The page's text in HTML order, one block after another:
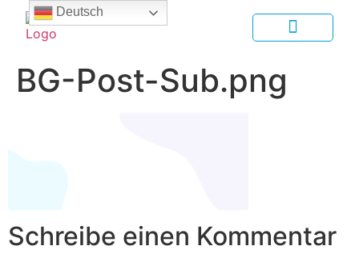
BG-Post-Sub.png
Schreibe einen Kommentar
Deutsch